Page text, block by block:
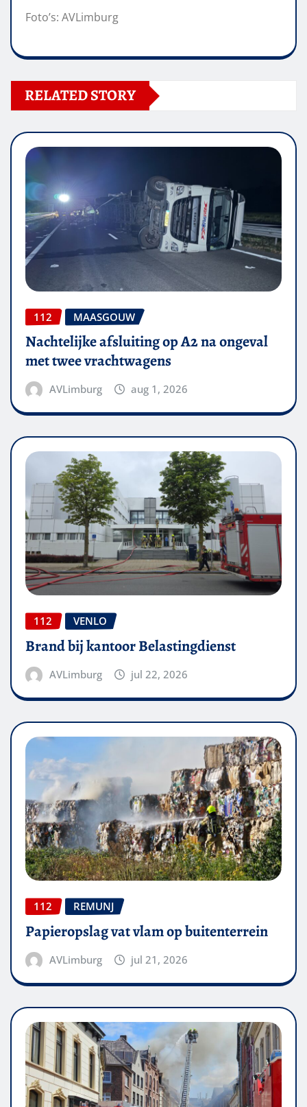
Foto’s: AVLimburg
RELATED STORY
112 MAASGOUW
Nachtelijke afsluiting op A2 na ongeval
met twee vrachtwagens
AVLimburg aug 1, 2026
112 VENLO
Brand bij kantoor Belastingdienst
AVLimburg jul 22, 2026
112 REMUNJ
Papieropslag vat vlam op buitenterrein
AVLimburg jul 21, 2026